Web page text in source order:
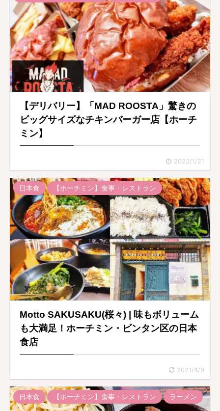
【デリバリー】「MAD ROOSTA」驚きの
ビッグサイズなチキンバーガー店【ホーチ
ミン】
2022/1/21
日本食 【ホーチミン】食事・レストラン
Motto SAKUSAKU(桜々) | 味もボリューム
も大満足！ホーチミン・ビンタン区の日本
食店
2021/4/9
日本食 【ホーチミン】食事・レストラン ラーメン